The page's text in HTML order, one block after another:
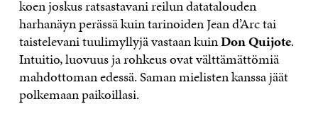
koen joskus ratsastavani reilun datatalouden
harhanäyn perässä kuin tarinoiden Jean d’Arc tai
taistelevani tuulimyllyjä vastaan kuinDon Quijote.
Intuitio, luovuus ja rohkeus ovat välttämättömiä
mahdottoman edessä. Saman mielisten kanssa jäät
polkemaan paikoillasi.